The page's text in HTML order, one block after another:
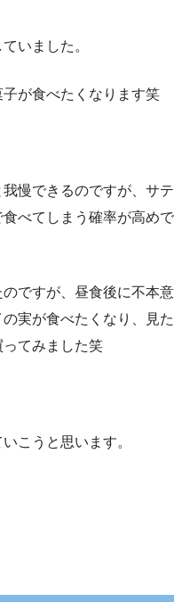
いました。
が食べたくなります笑
慢できるのですが、サテ
べてしまう確率が高めで
ですが、昼食後に不本意
実が食べたくなり、見た
てみました笑
いこうと思います。